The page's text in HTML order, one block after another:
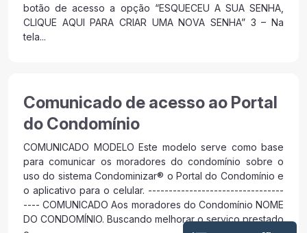
botão de acesso a opção “ESQUECEU A SUA SENHA,
CLIQUE AQUI PARA CRIAR UMA NOVA SENHA” 3 – Na
tela...
Comunicado de acesso ao Portal
do Condomínio
COMUNICADO MODELO Este modelo serve como base
para comunicar os moradores do condomínio sobre o
uso do sistema Condominizar® o Portal do Condomínio e
o aplicativo para o celular. ---------------------------------
---- COMUNICADO Aos moradores do Condomínio NOME
DO CONDOMÍNIO. Buscando melhorar o serviço prestado